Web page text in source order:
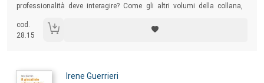
professionalità deve interagire? Come gli altri volumi della collana,
raccontata da una delle più affermate protagoniste.
cod.
28.15
Autori:
Irene Guerrieri